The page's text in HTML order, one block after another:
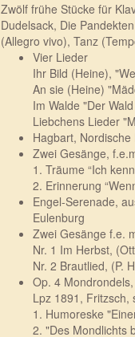
Zwölf frühe Stücke für
Dudelsack, Die
(Allegro vivo), Tanz
Vier Lieder
Ihr Bild (Heine),
An sie (Heine)
Im Walde "Der
Liebchens Lieder
Hagbart,
Zwei Gesänge,
1. Träume “Ich
2. Erinnerung
Engel-Serenade,
Eulenburg
Zwei Gesänge f.e.
Nr. 1 Im Herbst,
Nr. 2 Brautlied, (P.
Op. 4
Lpz 1891, Fritzsch,
1. Humoreske
2. "Des Mondlichts